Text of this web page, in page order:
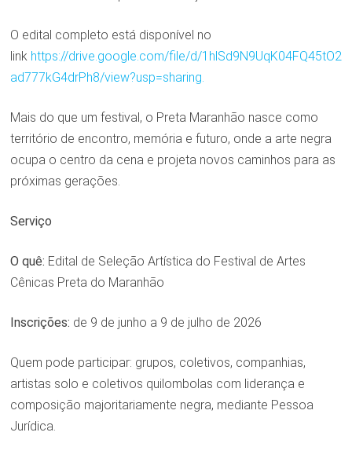
O edital completo está disponível no
link https://drive.google.com/file/d/1hlSd9N9UqK04FQ45tO2
ad777kG4drPh8/view?usp=sharing.
Mais do que um festival, o Preta Maranhão nasce como
território de encontro, memória e futuro, onde a arte negra
ocupa o centro da cena e projeta novos caminhos para as
próximas gerações.
Serviço
O quê: Edital de Seleção Artística do Festival de Artes
Cênicas Preta do Maranhão
Inscrições: de 9 de junho a 9 de julho de 2026
Quem pode participar: grupos, coletivos, companhias,
artistas solo e coletivos quilombolas com liderança e
composição majoritariamente negra, mediante Pessoa
Jurídica.